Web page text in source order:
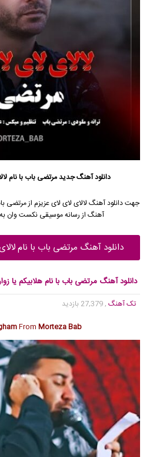
دانلود آهنگ جدیدمرتضی باب با نام
جهت دانلود آهنگ لالای لای لای عزیزم ازمرتضی
آهنگ از رسانه موسیقی نکست وان
دانلود آهنگ مرتضی باب با نام
دانلود آهنگ مرتضی باب با نام هلابیکم یا
تک آهنگ , 27,379 بازدید
From Morteza Bab